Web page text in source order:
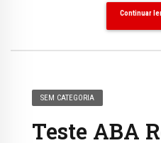
Continuar
SEM CATEGORIA
Teste ABA